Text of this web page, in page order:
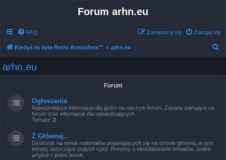
Forum arhn.eu
FAQ Zaloguj się
Zarejestruj się
Kiedyś tu była Retro Atmosfera™ arhn.eu
arhn.eu
Forum
Ogłoszenia
Najważniejsze informacje dla gości na naszym forum. Zasady panujące na
forum oraz informacje dla odwiedzających.
Tematy: 2
Z Głównej...
Dyskusje na temat materiałów pojawiających się na stronie głównej, w tym
tematy dotyczące stałych cykli. Prosimy o niedublowanie tematów. Jeden
artykuł = jeden temat.